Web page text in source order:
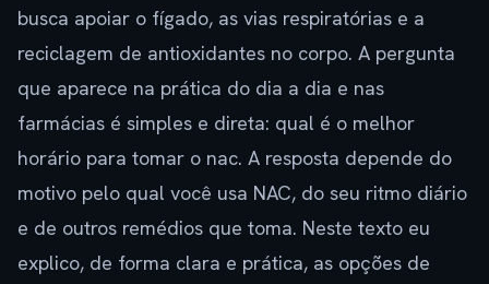
busca apoiar o fígado, as vias respiratórias e a
reciclagem de antioxidantes no corpo. A pergunta
que aparece na prática do dia a dia e nas
farmácias é simples e direta: qual é o melhor
horário para tomar o nac. A resposta depende do
motivo pelo qual você usa NAC, do seu ritmo diário
e de outros remédios que toma. Neste texto eu
explico, de forma clara e prática, as opções de